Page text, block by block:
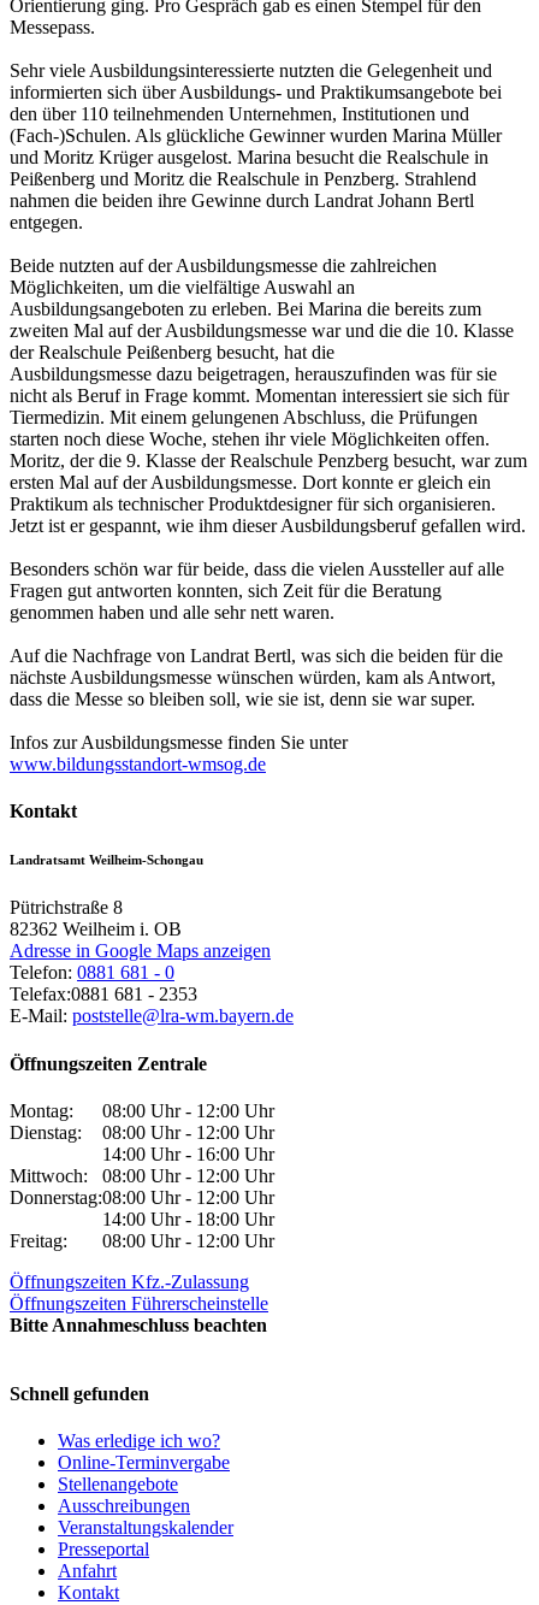
Orientierung ging. Pro Gespräch gab es einen Stempel für den
Messepass.
Sehr viele Ausbildungsinteressierte nutzten die Gelegenheit und
informierten sich über Ausbildungs- und Praktikumsangebote bei
den über 110 teilnehmenden Unternehmen, Institutionen und
(Fach-)Schulen. Als glückliche Gewinner wurden Marina Müller
und Moritz Krüger ausgelost. Marina besucht die Realschule in
Peißenberg und Moritz die Realschule in Penzberg. Strahlend
nahmen die beiden ihre Gewinne durch Landrat Johann Bertl
entgegen.
Beide nutzten auf der Ausbildungsmesse die zahlreichen
Möglichkeiten, um die vielfältige Auswahl an
Ausbildungsangeboten zu erleben. Bei Marina die bereits zum
zweiten Mal auf der Ausbildungsmesse war und die die 10. Klasse
der Realschule Peißenberg besucht, hat die
Ausbildungsmesse dazu beigetragen, herauszufinden was für sie
nicht als Beruf in Frage kommt. Momentan interessiert sie sich für
Tiermedizin. Mit einem gelungenen Abschluss, die Prüfungen
starten noch diese Woche, stehen ihr viele Möglichkeiten offen.
Moritz, der die 9. Klasse der Realschule Penzberg besucht, war zum
ersten Mal auf der Ausbildungsmesse. Dort konnte er gleich ein
Praktikum als technischer Produktdesigner für sich organisieren.
Jetzt ist er gespannt, wie ihm dieser Ausbildungsberuf gefallen wird.
Besonders schön war für beide, dass die vielen Aussteller auf alle
Fragen gut antworten konnten, sich Zeit für die Beratung
genommen haben und alle sehr nett waren.
Auf die Nachfrage von Landrat Bertl, was sich die beiden für die
nächste Ausbildungsmesse wünschen würden, kam als Antwort,
dass die Messe so bleiben soll, wie sie ist, denn sie war super.
Infos zur Ausbildungsmesse finden Sie unter
www.bildungsstandort-wmsog.de
Kontakt
Landratsamt Weilheim-Schongau
Pütrichstraße 8
82362 Weilheim i. OB
Adresse in Google Maps anzeigen
Telefon: 0881 681 - 0
Telefax:0881 681 - 2353
E-Mail: poststelle@lra-wm.bayern.de
Öffnungszeiten Zentrale
Montag:
08:00 Uhr - 12:00 Uhr
Dienstag:
08:00 Uhr - 12:00 Uhr
14:00 Uhr - 16:00 Uhr
Mittwoch:
08:00 Uhr - 12:00 Uhr
Donnerstag:08:00 Uhr - 12:00 Uhr
14:00 Uhr - 18:00 Uhr
Freitag:
08:00 Uhr - 12:00 Uhr
Öffnungszeiten Kfz.-Zulassung
Öffnungszeiten Führerscheinstelle
Bitte Annahmeschluss beachten
Schnell gefunden
Was erledige ich wo?
Online-Terminvergabe
Stellenangebote
Ausschreibungen
Veranstaltungskalender
Presseportal
Anfahrt
Kontakt